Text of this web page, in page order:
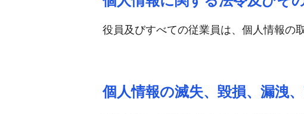
役員及びすべての従業員は、個人情報の
個人情報の滅失、毀損、漏洩